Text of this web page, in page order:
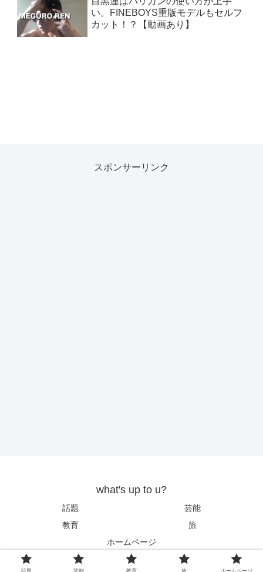
い。FINEBOYS重版モデルもセルフ
カット！？【動画あり】
スポンサーリンク
what's up to u?
話題
芸能
教育
旅
ホームページ
© 2019 what's up to u?.
話題 芸能 教育 旅 ホームページ